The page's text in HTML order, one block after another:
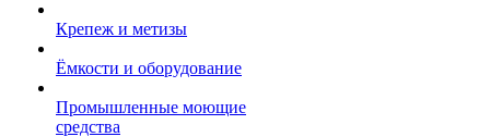
Крепеж и метизы
Ёмкости и оборудование
Промышленные моющие
средства